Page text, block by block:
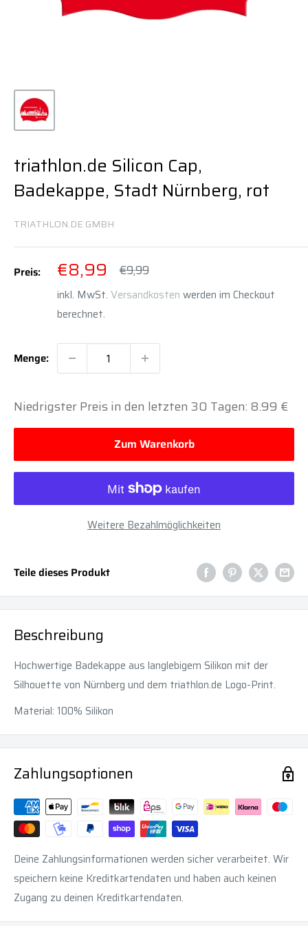
triathlon.de Silicon Cap,
Badekappe, Stadt Nürnberg, rot
TRIATHLON.DE GMBH
Preis: Sonderpreis
€8,99 Normalpreis
€9,99
inkl. MwSt. Versandkosten werden im Checkout
berechnet.
Menge:
Niedrigster Preis in den letzten 30 Tagen: 8.99 €
Zum Warenkorb
Weitere Bezahlmöglichkeiten
Teile dieses Produkt
Beschreibung
Hochwertige Badekappe aus langlebigem Silikon mit der
Silhouette von Nürnberg und dem triathlon.de Logo-Print.
Material: 100% Silikon
Zahlungsoptionen
Deine Zahlungsinformationen werden sicher verarbeitet. Wir
speichern keine Kreditkartendaten und haben auch keinen
Zugang zu deinen Kreditkartendaten.